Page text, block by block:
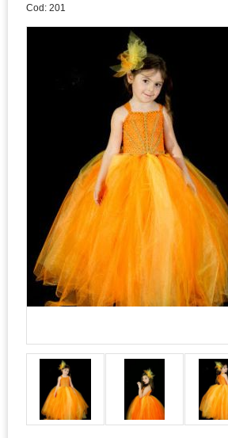
Cod: 201